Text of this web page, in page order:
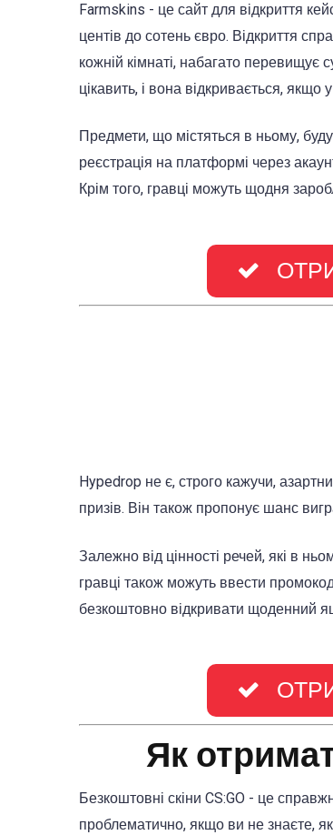
Farmskins - це сайт для відкриття
центів до сотень євро. Відкриття
кожній кімнаті, набагато перевищує
цікавить, і вона відкривається, якщо
Предмети, що містяться в ньому,
реєстрація на платформі через
Крім того, гравці можуть щодня
Hypedrop не є, строго кажучи,
призів. Він також пропонує шанс
Залежно від цінності речей, які в
гравці також можуть ввести
безкоштовно відкривати щоденний
Як
Безкоштовні скіни CS:GO - це
проблематично, якщо ви не знаєте,